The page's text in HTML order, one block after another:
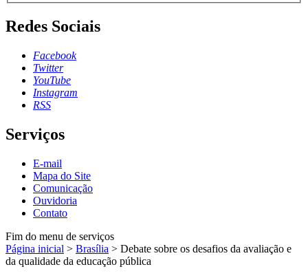
Redes Sociais
Facebook
Twitter
YouTube
Instagram
RSS
Serviços
E-mail
Mapa do Site
Comunicação
Ouvidoria
Contato
Fim do menu de serviços
Página inicial > Brasília > Debate sobre os desafios da avaliação e
da qualidade da educação pública